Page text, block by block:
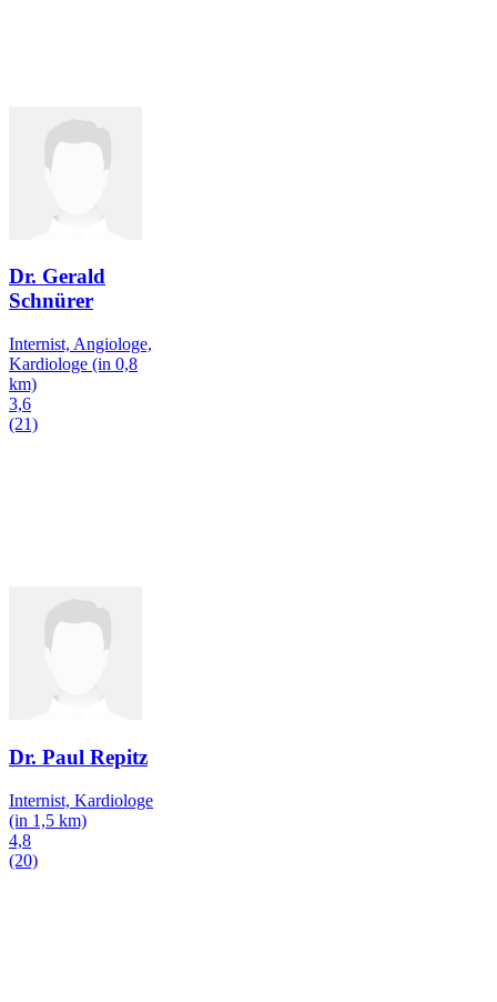
Dr. Gerald
Schnürer
Internist, Angiologe,
Kardiologe (in 0,8
km)
3,6
(21)
Dr. Paul Repitz
Internist, Kardiologe
(in 1,5 km)
4,8
(20)